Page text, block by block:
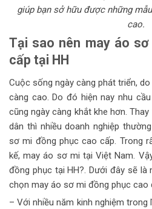
giúp bạn sở hữu được những
cao.
Tại sao nên may áo
cấp tại HH
Cuộc sống ngày càng phát triển,
càng cao. Do đó hiện nay nhu cầu
cũng ngày càng khắt khe hơn.
dân thì nhiều doanh nghiệp
sơ mi đồng phục cao cấp. Trong
kế, may áo sơ mi tại Việt Nam.
đồng phục tại HH?. Dưới đây sẽ là
chọn may áo sơ mi đồng phục cao
– Với nhiều năm kinh nghiệm